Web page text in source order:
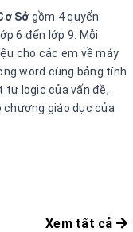
thông tin
Đóng
Sở gồm 4 quyển
6 đến lớp 9. Mỗi
cho các em về máy
word cùng bảng tính
logic của vấn đề,
chương giáo dục của
Xem tất cả